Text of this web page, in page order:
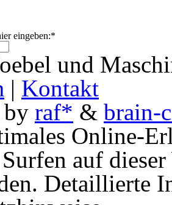
eingeben:*
und
| Kontakt
by raf* & brain-
Online-
auf
Detaillierte